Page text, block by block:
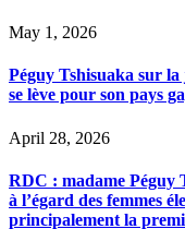
May 1, 2026
Péguy Tshisuaka sur la
se lève pour son pays
April 28, 2026
RDC : madame Péguy
à l’égard des femmes
principalement la